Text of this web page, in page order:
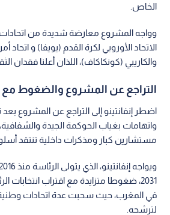
الخاص.
وواجه المشروع معارضة شديدة من اتحادات
الاتحاد الأوروبي لكرة القدم (يويفا) و اتحاد
والكاريبي (كونكاكاف)، اللذان أعلنا فقدان
التراجع عن المشروع والضغوط مع
اضطر إنفانتينو إلى التراجع عن المشروع
واتهامات بغياب الحوكمة الجيدة
مستشارين كبار ومذكرات داخلية تنتقد
في المغرب، حيث سحبت عدة اتحادات
لترشحه.